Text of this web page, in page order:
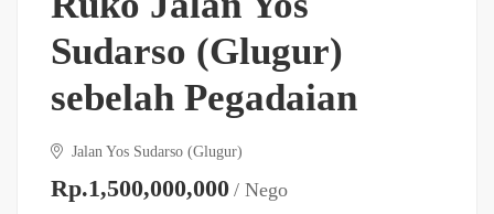
Sudarso (Glugur)
sebelah Pegadaian
Jalan Yos Sudarso (Glugur)
Rp.1,500,000,000 / Nego